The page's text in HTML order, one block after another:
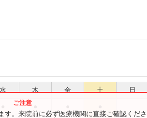
水 木 金 土 日
。来院前に必ず医療機関に直接ご確認くださ